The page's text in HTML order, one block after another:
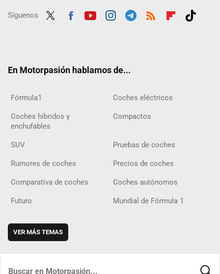
Síguenos
En Motorpasión hablamos de...
Fórmula1 Coches eléctricos
Coches híbridos y
enchufables
Compactos
SUV Pruebas de coches
Rumores de coches Precios de coches
Comparativa de coches Coches autónomos
Futuro Mundial de Fórmula 1
VER MÁS TEMAS